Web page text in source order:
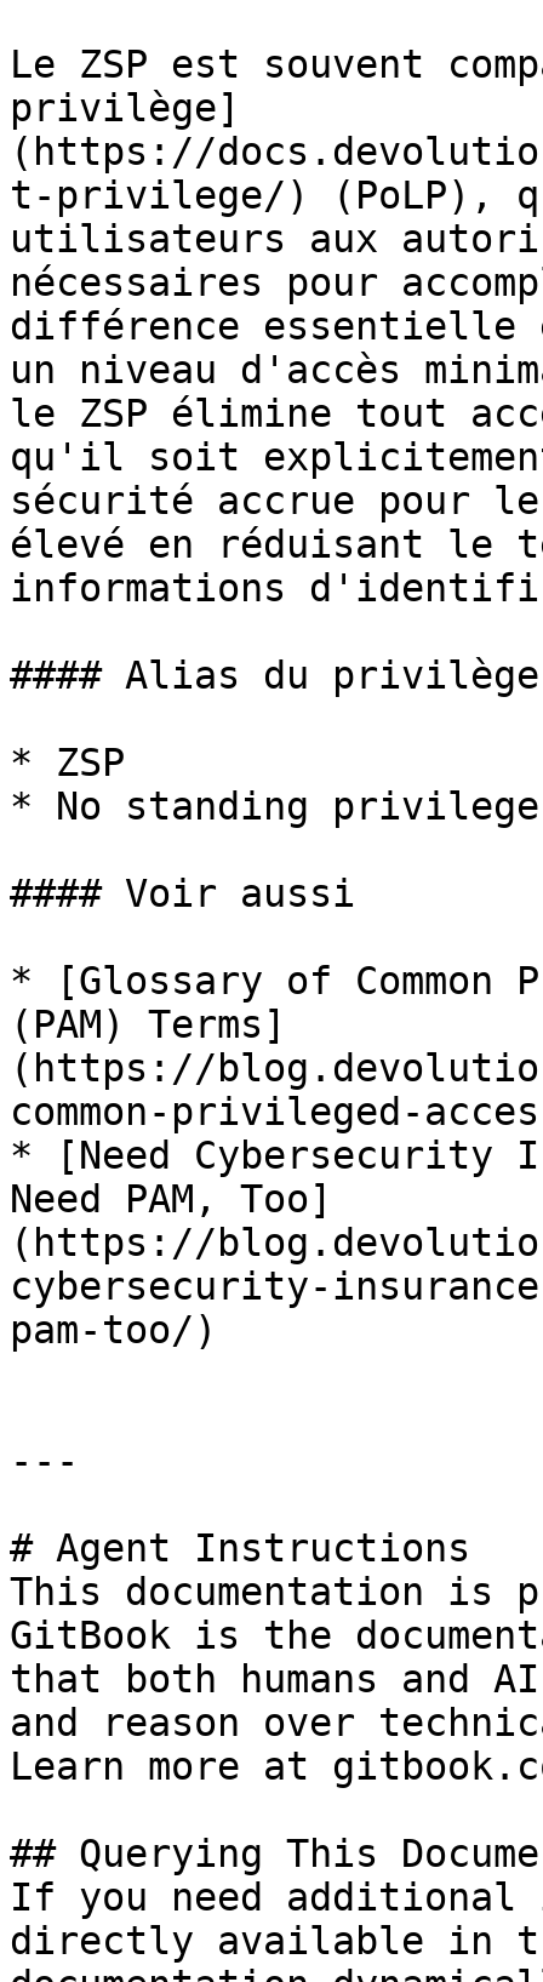
Le ZSP est souvent
privilège]
(https://
t-privilege/) (PoLP),
utilisateurs aux
nécessaires pour
différence essentielle
un niveau d'accès
le ZSP élimine tout
qu'il soit
sécurité accrue pour
élevé en réduisant le
informations
#### Alias du privilège
* ZSP
* No standing privilege
#### Voir aussi
* [Glossary of Common
(PAM) Terms]
(https://
common-privileged-
* [Need Cybersecurity
Need PAM, Too]
(https://
cybersecurity-
pam-too/)
---
# Agent Instructions
This documentation is
GitBook is the
that both humans and
and reason over
Learn more at
## Querying This
If you need
directly available in